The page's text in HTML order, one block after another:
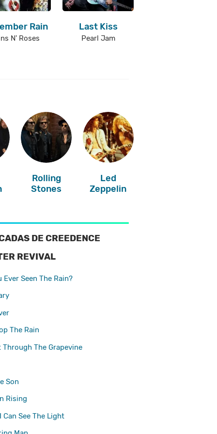
Rain
N' Roses
Last Kiss
Pearl Jam
Rolling
Stones
Led
Zeppelin
DE CREEDENCE
REVIVAL
Ever Seen The Rain?
The Rain
Through The Grapevine
Son
Rising
Can See The Light